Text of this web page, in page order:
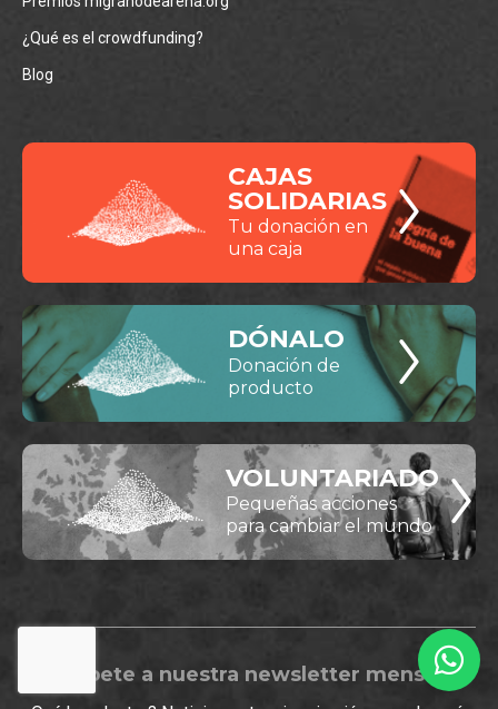
¿Qué es el crowdfunding?
Blog
CAJAS
SOLIDARIAS
Tu donación en
una caja
DÓNALO
Donación de
producto
VOLUNTARIADO
Pequeñas acciones
para cambiar el mundo
Suscríbete a nuestra newsletter mensual